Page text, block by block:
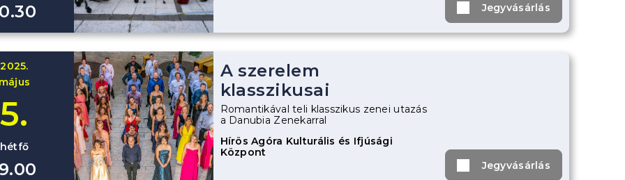
Jegyvásárlás
2025.
5.
hétfő
A szerelem
klasszikusai
Romantikával teli klasszikus zenei utazás
a Danubia Zenekarral
Hírös Agóra Kulturális és Ifjúsági
Központ
Jegyvásárlás